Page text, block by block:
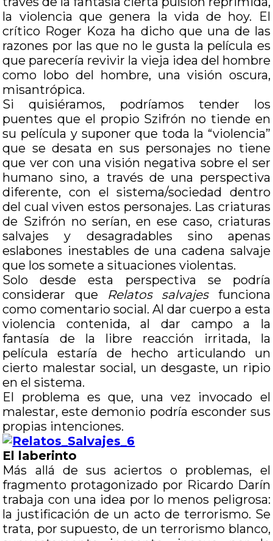
la violencia que genera la vida de hoy. El
crítico Roger Koza ha dicho que una de las
razones por las que no le gusta la película es
que parecería revivir la vieja idea del hombre
como lobo del hombre, una visión oscura,
misantrópica.
Si quisiéramos, podríamos tender los
puentes que el propio Szifrón no tiende en
su película y suponer que toda la “violencia”
que se desata en sus personajes no tiene
que ver con una visión negativa sobre el ser
humano sino, a través de una perspectiva
diferente, con el sistema/sociedad dentro
del cual viven estos personajes. Las criaturas
de Szifrón no serían, en ese caso, criaturas
salvajes y desagradables sino apenas
eslabones inestables de una cadena salvaje
que los somete a situaciones violentas.
Solo desde esta perspectiva se podría
considerar que Relatos salvajesfunciona
como comentario social. Al dar cuerpo a esta
violencia contenida, al dar campo a la
fantasía de la libre reacción irritada, la
película estaría de hecho articulando un
cierto malestar social, un desgaste, un ripio
en el sistema.
El problema es que, una vez invocado el
malestar, este demonio podría esconder sus
propias intenciones.
El laberinto
Más allá de sus aciertos o problemas, el
fragmento protagonizado por Ricardo Darín
trabaja con una idea por lo menos peligrosa:
la justificación de un acto de terrorismo. Se
trata, por supuesto, de un terrorismo blanco,